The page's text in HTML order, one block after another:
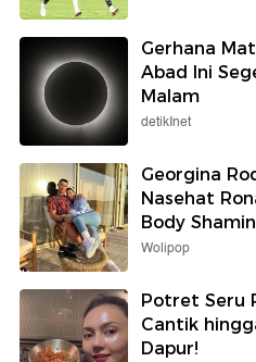
Gerhana
Abad Ini
Malam
detikInet
Georgina
Nasehat
Body
Wolipop
Potret Seru
Cantik
Dapur!